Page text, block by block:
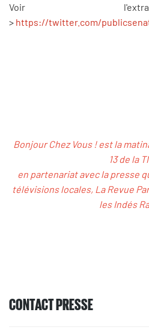
Voir
> https://twitter.com/
Bonjour Chez Vous ! est la
13 de la
en partenariat avec la presse
télévisions locales, La Revue
les Indés
CONTACT PRESSE